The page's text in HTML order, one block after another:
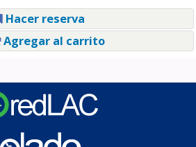
Hacer reserva
Agregar al carrito